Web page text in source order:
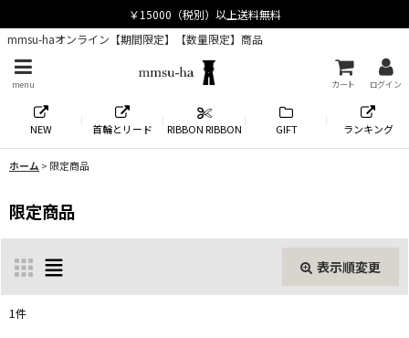
mmsu-haオンライン【期間限定】【数量限定】商品
menu カート ログイン
NEW 首輪とリード RIBBON RIBBON GIFT ランキング
ホーム> 限定商品
限定商品
表示順変更
1件